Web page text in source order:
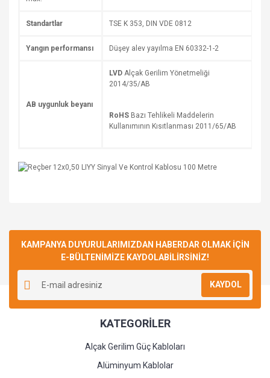
Standartlar TSE K 353, DIN VDE 0812
Yangın performansı Düşey alev yayılma EN 60332-1-2
AB uygunluk beyanı
LVD Alçak Gerilim Yönetmeliği
2014/35/AB
RoHS Bazı Tehlikeli Maddelerin
Kullanımının Kısıtlanması 2011/65/AB
Yorum Yaz
KAMPANYA DUYURULARIMIZDAN HABERDAR OLMAK İÇİN
E-BÜLTENİMİZE KAYDOLABİLİRSİNİZ!
KAYDOL
KATEGORİLER
Alçak Gerilim Güç Kabloları
Alüminyum Kablolar